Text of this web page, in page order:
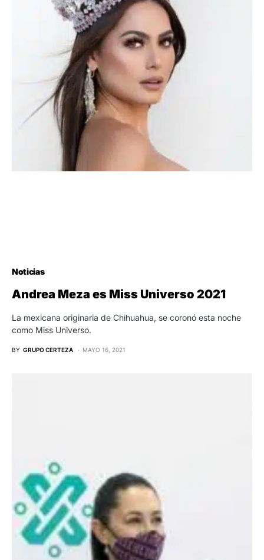
Noticias
Andrea Meza es Miss Universo 2021
La mexicana originaria de Chihuahua, se coronó esta noche
como Miss Universo.
BY GRUPO CERTEZA MAYO 16, 2021